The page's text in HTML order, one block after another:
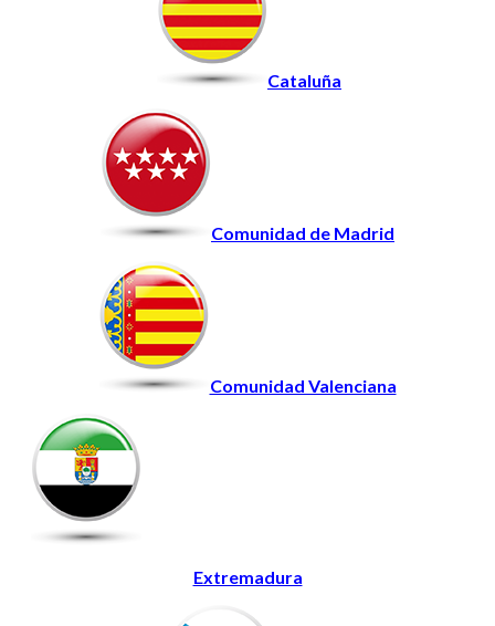
Cataluña
Comunidad de Madrid
Comunidad Valenciana
Extremadura